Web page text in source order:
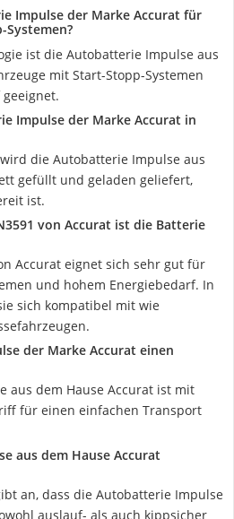
Impulse der Marke Accurat für
Systemen?
ist die Autobatterie Impulse aus
mit Start-Stopp-Systemen
Impulse der Marke Accurat in
die Autobatterie Impulse aus
gefüllt und geladen geliefert,
ist.
von Accurat ist die Batterie
Accurat eignet sich sehr gut für
und hohem Energiebedarf. In
sich kompatibel mit wie
der Marke Accurat einen
aus dem Hause Accurat ist mit
für einen einfachen Transport
aus dem Hause Accurat
an, dass die Autobatterie Impulse
auslauf- als auch kippsicher